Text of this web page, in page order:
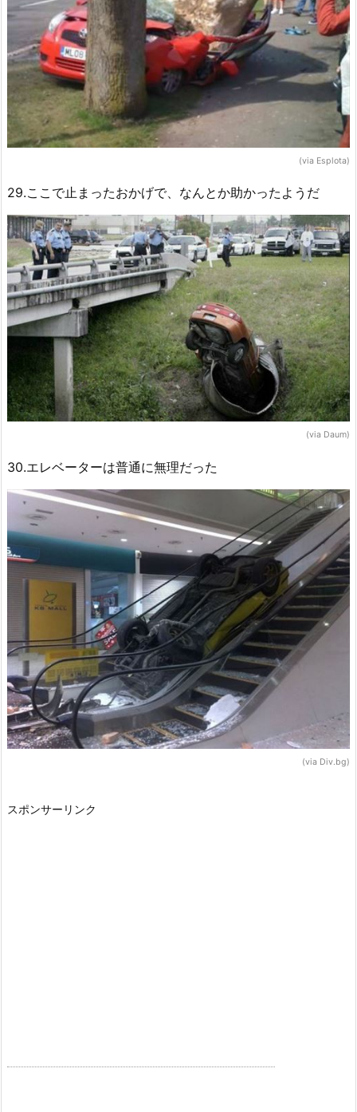
(via Esplota)
29.ここで止まったおかげで、なんとか助かったようだ
(via Daum)
30.エレベーターは普通に無理だった
(via Div.bg)
スポンサーリンク